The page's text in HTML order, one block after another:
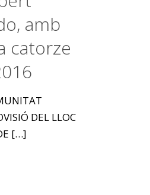
amb
catorze
DEL LLOC
[…]